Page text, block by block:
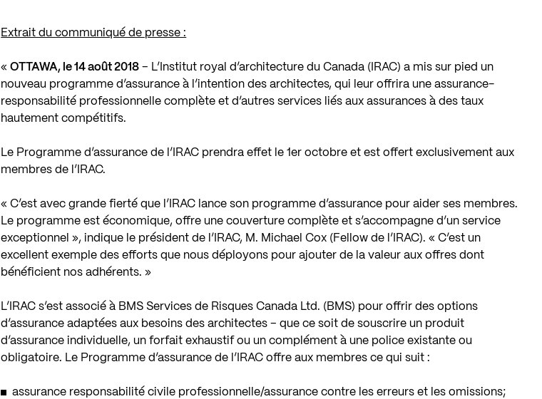
Extrait du communiqué de presse :
«OTTAWA, le 14 août 2018 – L’Institut royal d’architecture du Canada (IRAC) a mis sur pied un
nouveau programme d’assurance à l’intention des architectes, qui leur offrira une assurance-
responsabilité professionnelle complète et d’autres services liés aux assurances à des taux
hautement compétitifs.
Le Programme d’assurance de l’IRAC prendra effet le 1er octobre et est offert exclusivement aux
membres de l’IRAC.
« C’est avec grande fierté que l’IRAC lance son programme d’assurance pour aider ses membres.
Le programme est économique, offre une couverture complète et s’accompagne d’un service
exceptionnel », indique le président de l’IRAC, M. Michael Cox (Fellow de l’IRAC). « C’est un
excellent exemple des efforts que nous déployons pour ajouter de la valeur aux offres dont
bénéficient nos adhérents. »
L’IRAC s’est associé à BMS Services de Risques Canada Ltd. (BMS) pour offrir des options
d’assurance adaptées aux besoins des architectes – que ce soit de souscrire un produit
d’assurance individuelle, un forfait exhaustif ou un complément à une police existante ou
obligatoire. Le Programme d’assurance de l’IRAC offre aux membres ce qui suit :
assurance responsabilité civile professionnelle/assurance contre les erreurs et les omissions;